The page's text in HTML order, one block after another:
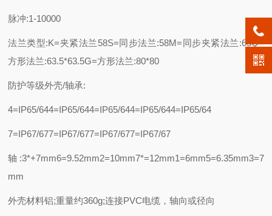
脉冲:1-10000
法兰类型:K=夹紧法兰58S=同步法兰:58M=同步夹紧法兰:65Q=
方形法兰:63.5*63.5G=方形法兰:80*80
防护等级外壳/轴承:
4=IP65/644=IP65/644=IP65/644=IP65/644=IP65/64
7=IP67/677=IP67/677=IP67/677=IP67/67
轴:3*+7mm6=9.52mm2=10mm7*=12mm1=6mm5=6.35mm3=7
mm
外壳材料铝;重量约360g;连接PVC电缆，轴向或径向